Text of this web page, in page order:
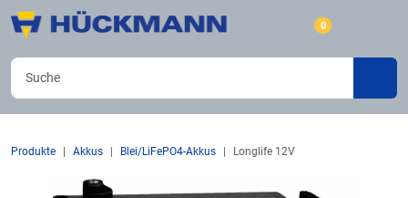
0
Produkte Akkus Blei/LiFePO4-Akkus Longlife 12V